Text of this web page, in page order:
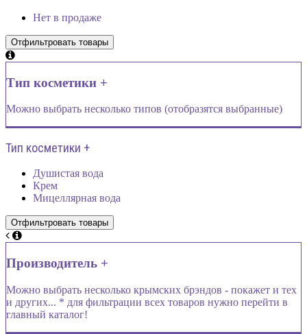
Нет в продаже
Тип косметики +
Можно выбрать несколько типов (отобразятся выбранные)
Тип косметики +
Душистая вода
Крем
Мицеллярная вода
Производитель +
Можно выбрать несколько крымских брэндов - покажет и тех
и других... * для фильтрации всех товаров нужно перейти в
главный каталог!